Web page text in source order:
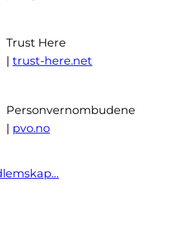
Trust Here
| trust-here.net
Personvernombudene
| pvo.no